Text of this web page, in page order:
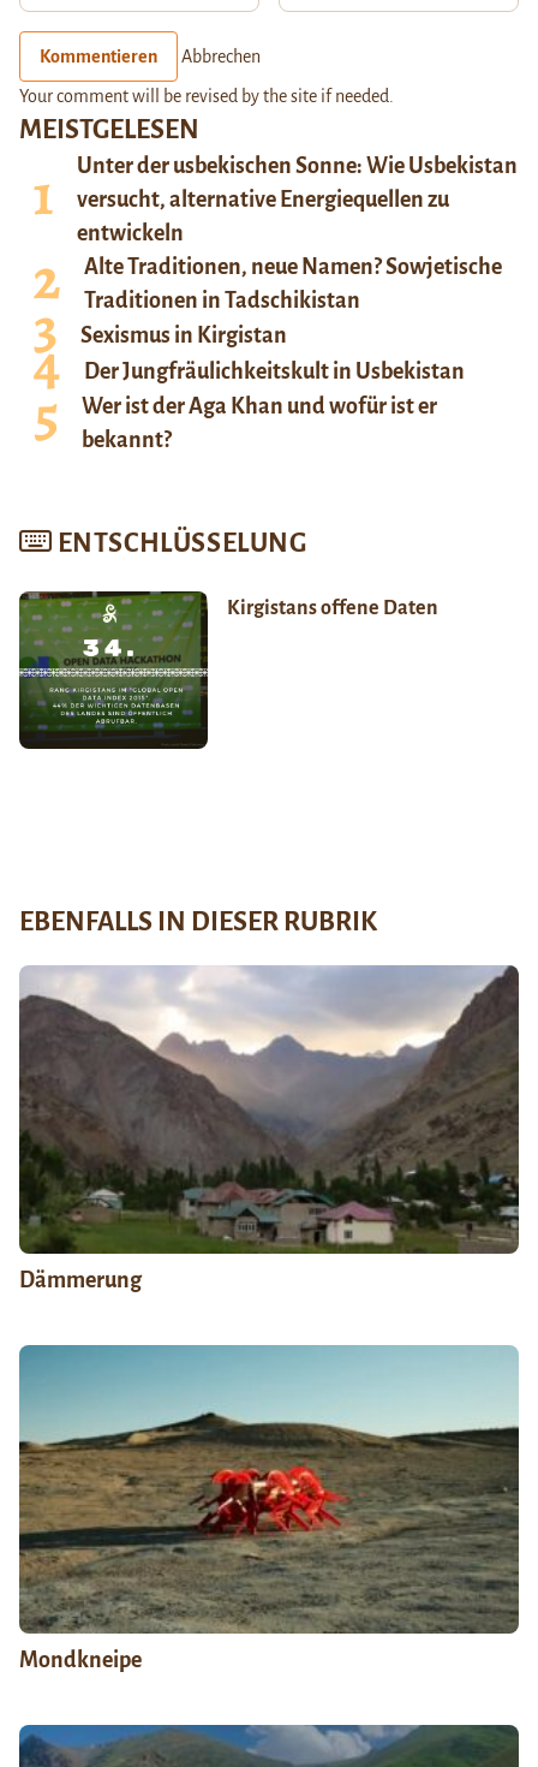
MEISTGELESEN
Unter der usbekischen Sonne: Wie Usbekistan
versucht, alternative Energiequellen zu
entwickeln
Alte Traditionen, neue Namen? Sowjetische
Traditionen in Tadschikistan
Sexismus in Kirgistan
Der Jungfräulichkeitskult in Usbekistan
Wer ist der Aga Khan und wofür ist er
bekannt?
ENTSCHLÜSSELUNG
Kirgistans offene Daten
Kommentieren Abbrechen
Your comment will be revised by the site if needed.
EBENFALLS IN DIESER RUBRIK
Dämmerung
Mondkneipe